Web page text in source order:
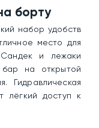
борту
набор удобств
место для
и лежаки
на открытой
Гидравлическая
лёгкий доступ к